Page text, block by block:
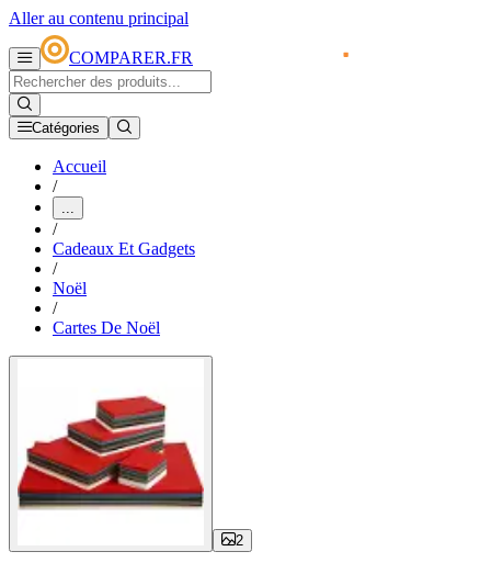
Aller au contenu principal
COMPARER.FR
Catégories
Accueil
/
...
/
Cadeaux Et Gadgets
/
Noël
/
Cartes De Noël
2